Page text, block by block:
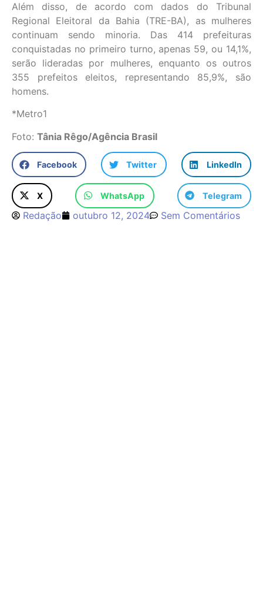
Além disso, de acordo com dados do Tribunal
Regional Eleitoral da Bahia (TRE-BA), as mulheres
continuam sendo minoria. Das 414 prefeituras
conquistadas no primeiro turno, apenas 59, ou 14,1%,
serão lideradas por mulheres, enquanto os outros
355 prefeitos eleitos, representando 85,9%, são
homens.
*Metro1
Foto: Tânia Rêgo/Agência Brasil
Facebook Twitter LinkedIn
X WhatsApp Telegram
Redação outubro 12, 2024 Sem Comentários